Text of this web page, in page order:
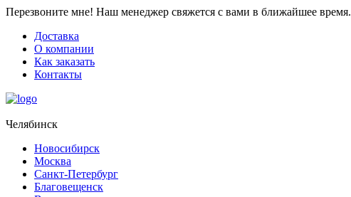
Перезвоните мне! Наш менеджер свяжется с вами в ближайшее время.
Доставка
О компании
Как заказать
Контакты
Челябинск
Новосибирск
Москва
Санкт-Петербург
Благовещенск